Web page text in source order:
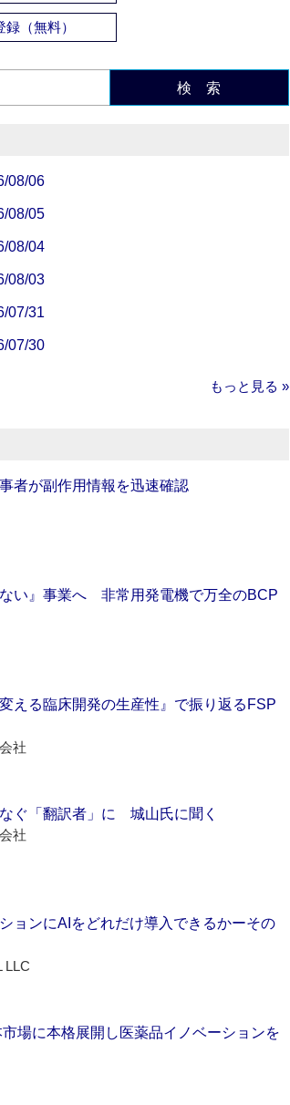
（無料）
検 索
08/06
08/05
08/04
08/03
07/31
07/30
もっと見る »
者が副作用情報を迅速確認
ない』事業へ 非常用発電機で万全のBCP
える臨床開発の生産性』で振り返るFSP
社
ぐ「翻訳者」に 城山氏に聞く
社
ョンにAIをどれだけ導入できるかーその
LLC
場に本格展開し医薬品イノベーションを